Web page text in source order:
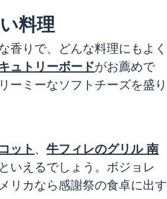
料理
香りで、どんな料理にもよく
ュトリーボードがお薦めで
ーミーなソフトチーズを盛り
ット 、牛フィレのグリル 南
いえるでしょう。ボジョレ
リカなら感謝祭の食卓に出す